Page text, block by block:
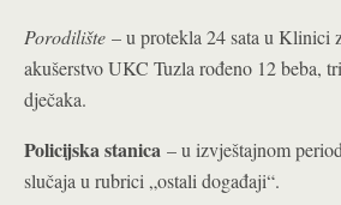
Porodilište – u protekla 24 sata u Klinici
akušerstvo UKC Tuzla rođeno 12 beba,
dječaka.
Policijska stanica – u izvještajnom
slučaja u rubrici „ostali događaji“.